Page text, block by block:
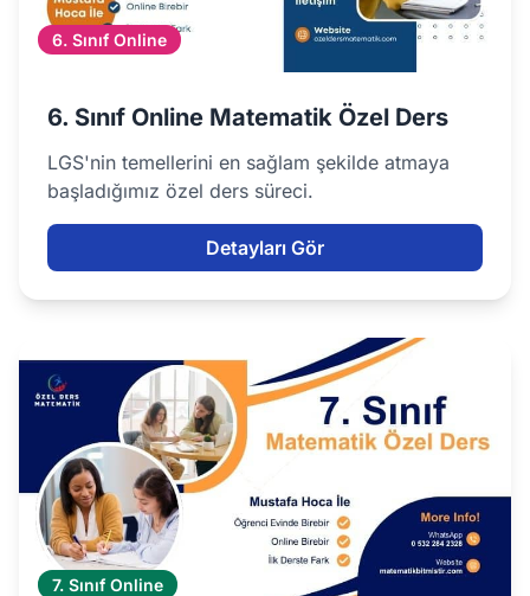
6. Sınıf Online
6. Sınıf Online Matematik Özel Ders
LGS'nin temellerini en sağlam şekilde atmaya
başladığımız özel ders süreci.
Detayları Gör
7. Sınıf Online